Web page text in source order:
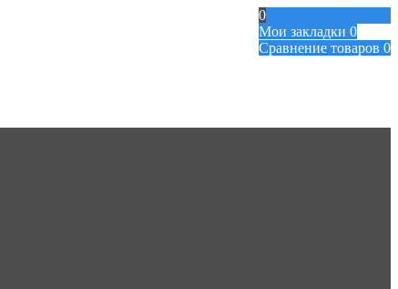
0
Мои закладки 0
Сравнение товаров 0